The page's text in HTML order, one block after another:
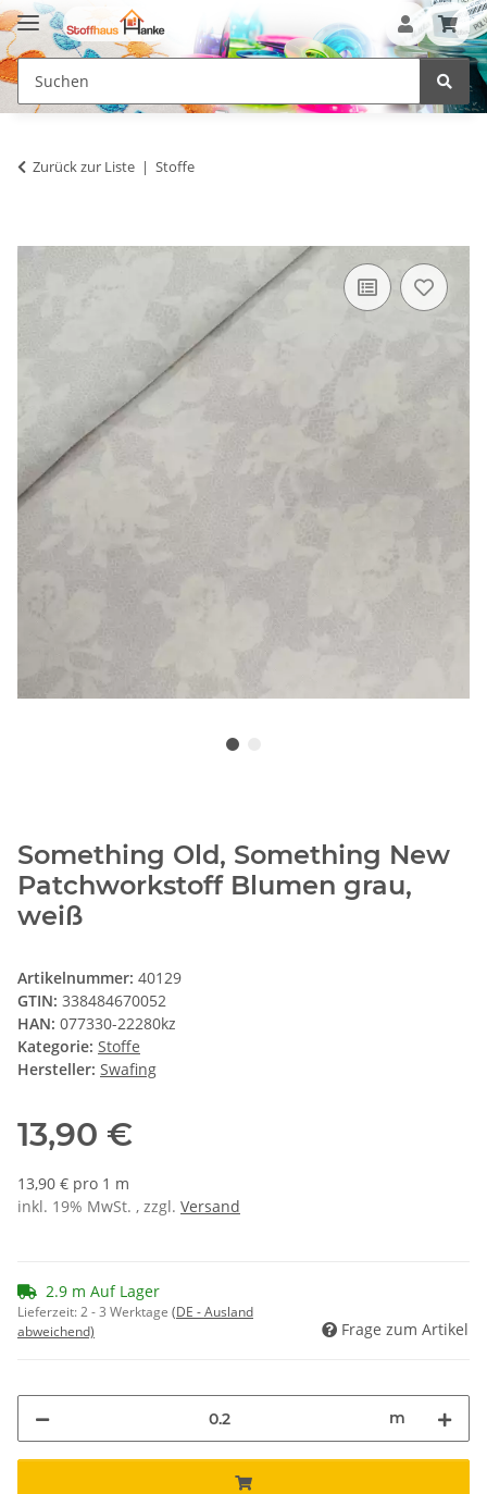
Zurück zur Liste Stoffe
Something Old, Something New
Patchworkstoff Blumen grau,
weiß
Artikelnummer: 40129
GTIN: 338484670052
HAN: 077330-22280kz
Kategorie: Stoffe
Hersteller: Swafing
13,90 €
13,90 € pro 1 m
inkl. 19% MwSt. , zzgl. Versand
2.9 m Auf Lager
Lieferzeit:2 - 3 Werktage (DE - Ausland
abweichend)
Frage zum Artikel
m